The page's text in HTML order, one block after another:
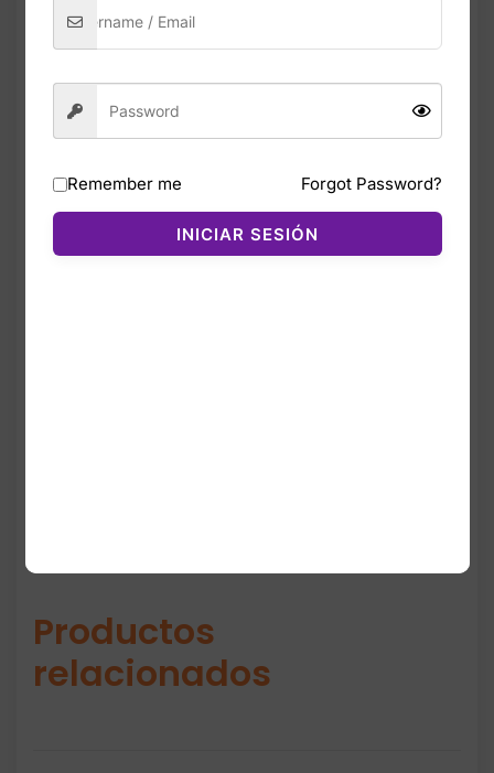
El Nike Court Legacy PS ‘White Laser
combina estilo clásico con detalles
modernos. Su diseño en cuero blanco con
acentos Laser Fuchsia ofrece un look
diario o uniforme escolar con estilo.
El modelo mantiene la estética tradicional
Productos
relacionados
Remember me Forgot Password?
INICIAR SESIÓN